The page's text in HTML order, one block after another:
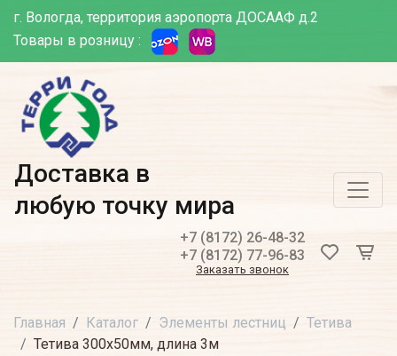
г. Вологда, территория аэропорта ДОСААФ д.2
Товары в розницу :
Доставка в
любую точку мира
+7 (8172) 26-48-32
+7 (8172) 77-96-83
Заказать звонок
Главная Каталог Элементы лестниц
Тетива
Тетива 300х50мм, длина 3м